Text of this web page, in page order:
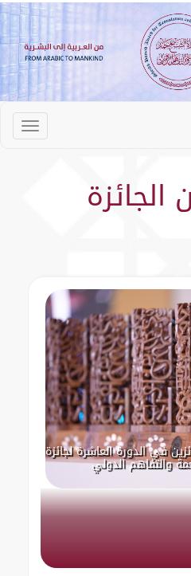
الجائزة
في الدورة العاشرة لجائزة
والتفاهم الدولي